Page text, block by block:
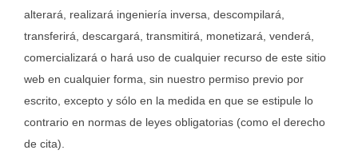
alterará, realizará ingeniería inversa, descompilará,
transferirá, descargará, transmitirá, monetizará, venderá,
comercializará o hará uso de cualquier recurso de este sitio
web en cualquier forma, sin nuestro permiso previo por
escrito, excepto y sólo en la medida en que se estipule lo
contrario en normas de leyes obligatorias (como el derecho
de cita).